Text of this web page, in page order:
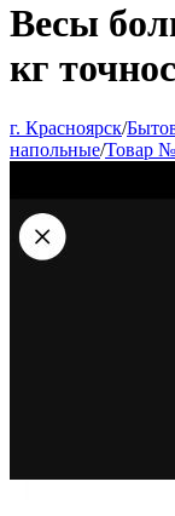
Весы
кг
г. Красноярск/
напольные/Товар